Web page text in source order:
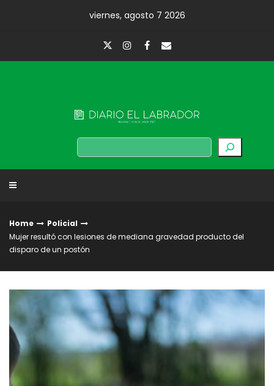
viernes, agosto 7 2026
Buscar
Home
Policial
Mujer resultó con lesiones de mediana gravedad producto del
disparo de un postón